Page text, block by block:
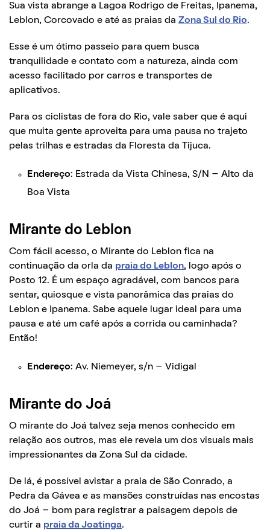
Sua vista abrange a Lagoa Rodrigo de Freitas, Ipanema,
Leblon, Corcovado e até as praias da Zona Sul do Rio.
Esse é um ótimo passeio para quem busca
tranquilidade e contato com a natureza, ainda com
acesso facilitado por carros e transportes de
aplicativos.
Para os ciclistas de fora do Rio, vale saber que é aqui
que muita gente aproveita para uma pausa no trajeto
pelas trilhas e estradas da Floresta da Tijuca.
Endereço: Estrada da Vista Chinesa, S/N – Alto da
Boa Vista
Mirante do Leblon
Com fácil acesso, o Mirante do Leblon fica na
continuação da orla da praia do Leblon, logo após o
Posto 12. É um espaço agradável, com bancos para
sentar, quiosque e vista panorâmica das praias do
Leblon e Ipanema. Sabe aquele lugar ideal para uma
pausa e até um café após a corrida ou caminhada?
Então!
Endereço: Av. Niemeyer, s/n – Vidigal
Mirante do Joá
O mirante do Joá talvez seja menos conhecido em
relação aos outros, mas ele revela um dos visuais mais
impressionantes da Zona Sul da cidade.
De lá, é possível avistar a praia de São Conrado, a
Pedra da Gávea e as mansões construídas nas encostas
do Joá – bom para registrar a paisagem depois de
curtir a praia da Joatinga.